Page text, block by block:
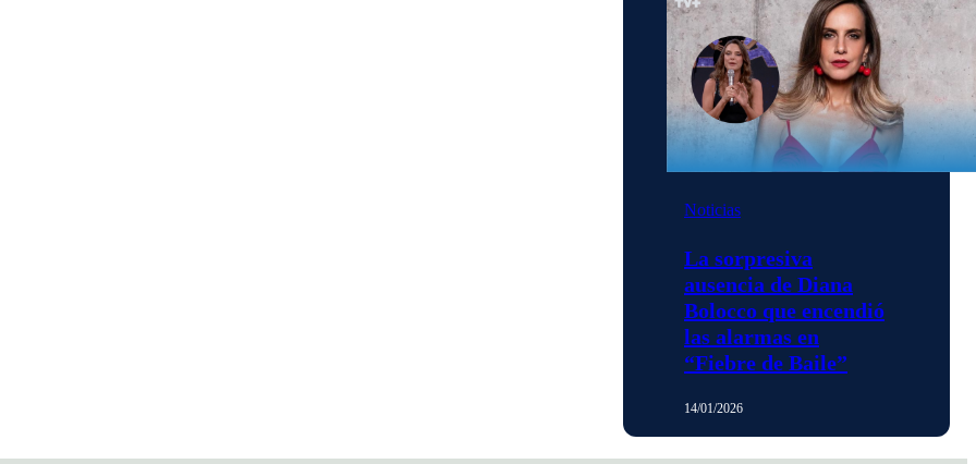
Noticias
La sorpresiva
ausencia de Diana
Bolocco que encendió
las alarmas en
“Fiebre de Baile”
14/01/2026